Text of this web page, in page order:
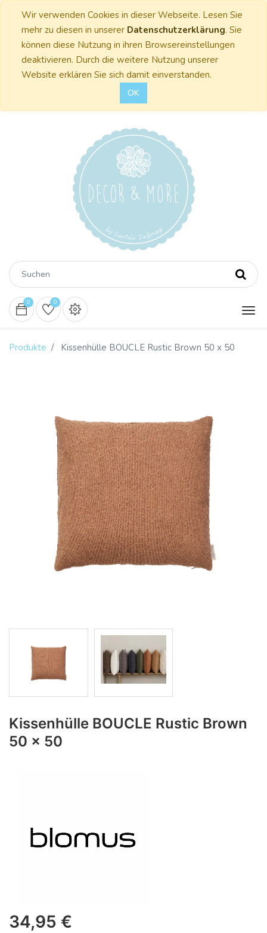
Wir verwenden Cookies in dieser Webseite. Lesen Sie
mehr zu diesen in unserer Datenschutzerklärung. Sie
können diese Nutzung in ihren Browsereinstellungen
deaktivieren. Durch die weitere Nutzung unserer
Website erklären Sie sich damit einverstanden.
OK
0 0
Produkte Kissenhülle BOUCLE Rustic Brown 50 x 50
Kissenhülle BOUCLE Rustic Brown
50 x 50
34,95 €